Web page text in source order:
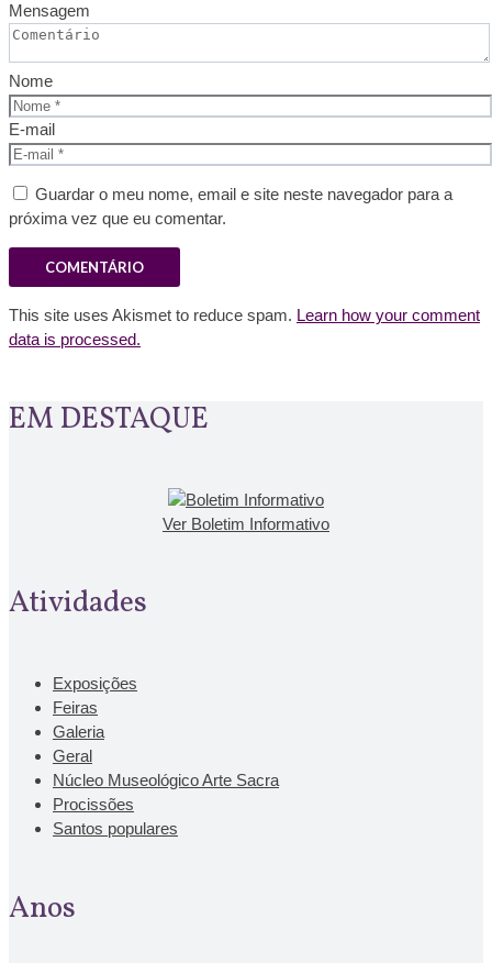
Mensagem
Nome
E-mail
Guardar o meu nome, email e site neste navegador para a
próxima vez que eu comentar.
This site uses Akismet to reduce spam. Learn how your comment
data is processed.
EM DESTAQUE
Ver Boletim Informativo
Atividades
Exposições
Feiras
Galeria
Geral
Núcleo Museológico Arte Sacra
Procissões
Santos populares
Anos